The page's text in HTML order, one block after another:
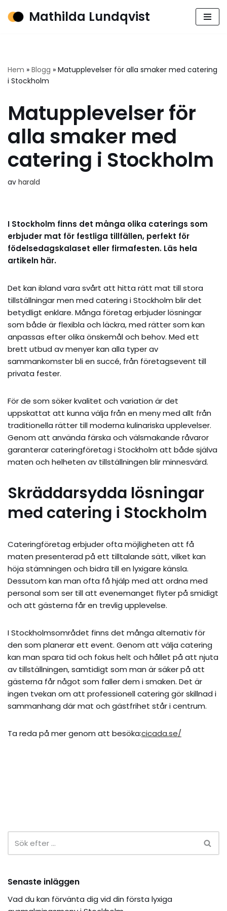
Mathilda Lundqvist
Hem » Blogg » Matupplevelser för alla smaker med catering
i Stockholm
Matupplevelser för
alla smaker med
catering i Stockholm
av harald
I Stockholm finns det många olika caterings som
erbjuder mat för festliga tillfällen, perfekt för
födelsedagskalaset eller firmafesten. Läs hela
artikeln här.
Det kan ibland vara svårt att hitta rätt mat till stora
tillställningar men med catering i Stockholm blir det
betydligt enklare. Många företag erbjuder lösningar
som både är flexibla och läckra, med rätter som kan
anpassas efter olika önskemål och behov. Med ett
brett utbud av menyer kan alla typer av
sammankomster bli en succé, från företagsevent till
privata fester.
För de som söker kvalitet och variation är det
uppskattat att kunna välja från en meny med allt från
traditionella rätter till moderna kulinariska upplevelser.
Genom att använda färska och välsmakande råvaror
garanterar cateringföretag i Stockholm att både själva
maten och helheten av tillställningen blir minnesvärd.
Skräddarsydda lösningar
med catering i Stockholm
Cateringföretag erbjuder ofta möjligheten att få
maten presenterad på ett tilltalande sätt, vilket kan
höja stämningen och bidra till en lyxigare känsla.
Dessutom kan man ofta få hjälp med att ordna med
personal som ser till att evenemanget flyter på smidigt
och att gästerna får en trevlig upplevelse.
I Stockholmsområdet finns det många alternativ för
den som planerar ett event. Genom att välja catering
kan man spara tid och fokus helt och hållet på att njuta
av tillställningen, samtidigt som man är säker på att
gästerna får något som faller dem i smaken. Det är
ingen tvekan om att professionell catering gör skillnad i
sammanhang där mat och gästfrihet står i centrum.
Ta reda på mer genom att besöka:cicada.se/
Senaste inläggen
Vad du kan förvänta dig vid din första lyxiga